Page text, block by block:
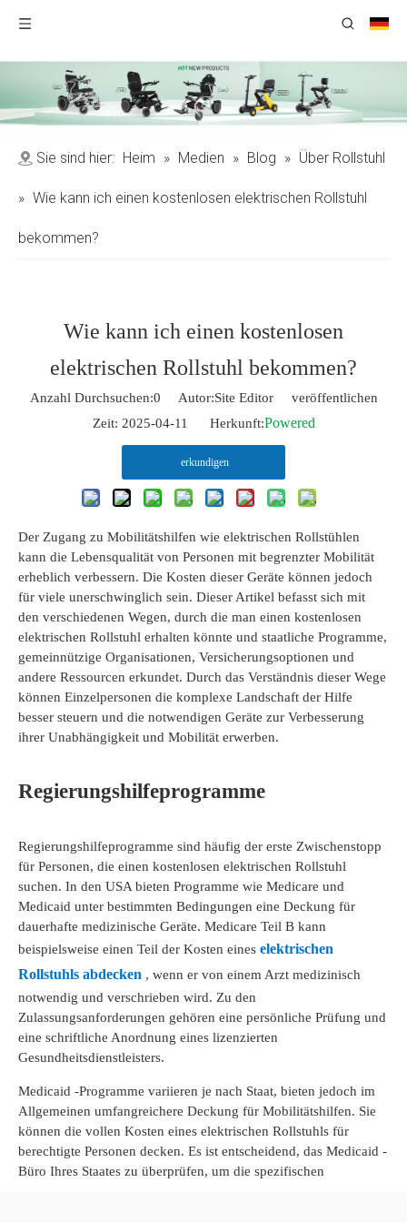
Sie sind hier: Heim » Medien » Blog » Über Rollstuhl
» Wie kann ich einen kostenlosen elektrischen Rollstuhl
bekommen?
Wie kann ich einen kostenlosen
elektrischen Rollstuhl bekommen?
Anzahl Durchsuchen:0 Autor:Site Editor veröffentlichen
Zeit: 2025-04-11 Herkunft:Powered
erkundigen
Der Zugang zu Mobilitätshilfen wie elektrischen Rollstühlen
kann die Lebensqualität von Personen mit begrenzter Mobilität
erheblich verbessern. Die Kosten dieser Geräte können jedoch
für viele unerschwinglich sein. Dieser Artikel befasst sich mit
den verschiedenen Wegen, durch die man einen kostenlosen
elektrischen Rollstuhl erhalten könnte und staatliche Programme,
gemeinnützige Organisationen, Versicherungsoptionen und
andere Ressourcen erkundet. Durch das Verständnis dieser Wege
können Einzelpersonen die komplexe Landschaft der Hilfe
besser steuern und die notwendigen Geräte zur Verbesserung
ihrer Unabhängigkeit und Mobilität erwerben.
Regierungshilfeprogramme
Regierungshilfeprogramme sind häufig der erste Zwischenstopp
für Personen, die einen kostenlosen elektrischen Rollstuhl
suchen. In den USA bieten Programme wie Medicare und
Medicaid unter bestimmten Bedingungen eine Deckung für
dauerhafte medizinische Geräte. Medicare Teil B kann
beispielsweise einen Teil der Kosten eines elektrischen
Rollstuhls abdecken , wenn er von einem Arzt medizinisch
notwendig und verschrieben wird. Zu den
Zulassungsanforderungen gehören eine persönliche Prüfung und
eine schriftliche Anordnung eines lizenzierten
Gesundheitsdienstleisters.
Medicaid -Programme variieren je nach Staat, bieten jedoch im
Allgemeinen umfangreichere Deckung für Mobilitätshilfen. Sie
können die vollen Kosten eines elektrischen Rollstuhls für
berechtigte Personen decken. Es ist entscheidend, das Medicaid -
Büro Ihres Staates zu überprüfen, um die spezifischen